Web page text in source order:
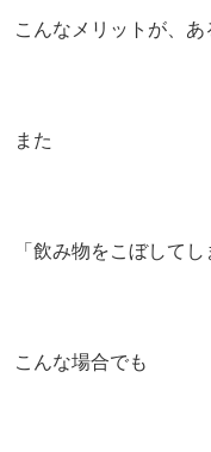
こんなメリットが、あ
また
「飲み物をこぼしてし
こんな場合でも